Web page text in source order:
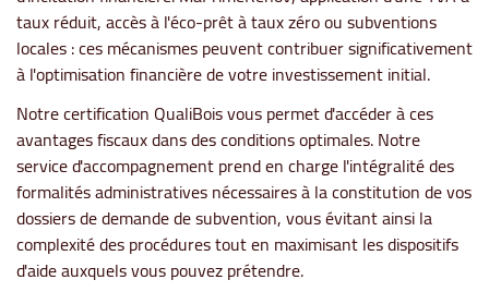
taux réduit, accès à l'éco-prêt à taux zéro ou subventions
locales : ces mécanismes peuvent contribuer significativement
à l'optimisation financière de votre investissement initial.
Notre certification QualiBois vous permet d'accéder à ces
avantages fiscaux dans des conditions optimales. Notre
service d'accompagnement prend en charge l'intégralité des
formalités administratives nécessaires à la constitution de vos
dossiers de demande de subvention, vous évitant ainsi la
complexité des procédures tout en maximisant les dispositifs
d'aide auxquels vous pouvez prétendre.